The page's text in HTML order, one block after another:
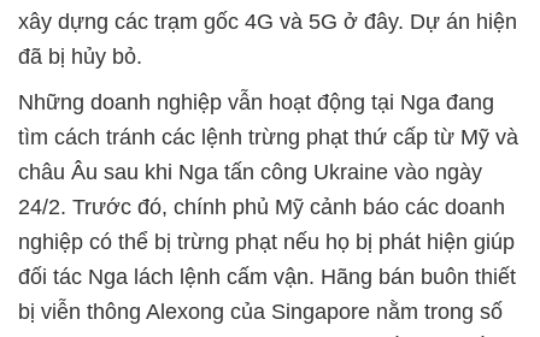
xây dựng các trạm gốc 4G và 5G ở đây. Dự án hiện
đã bị hủy bỏ.
Những doanh nghiệp vẫn hoạt động tại Nga đang
tìm cách tránh các lệnh trừng phạt thứ cấp từ Mỹ và
châu Âu sau khi Nga tấn công Ukraine vào ngày
24/2. Trước đó, chính phủ Mỹ cảnh báo các doanh
nghiệp có thể bị trừng phạt nếu họ bị phát hiện giúp
đối tác Nga lách lệnh cấm vận. Hãng bán buôn thiết
bị viễn thông Alexong của Singapore nằm trong số